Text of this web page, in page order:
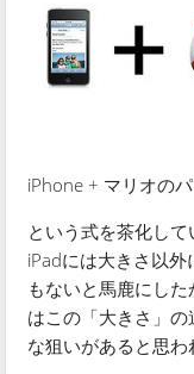
iPhone + マリオの
という式を茶化して
iPadには大きさ以
もないと馬鹿にし
はこの「大きさ」
な狙いがあると思わ